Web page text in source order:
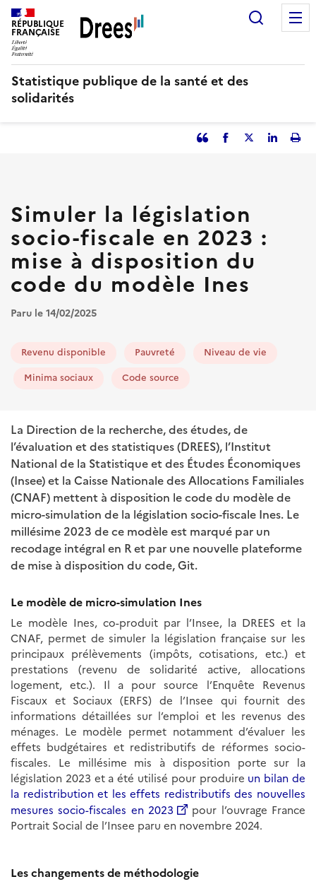
Aller
au
contenu
principal
RÉPUBLIQUE
FRANÇAISE
Statistique publique de la santé et des
solidarités
Partager
que
citation
Facebook
Partager
Partager
Simuler la législation
socio-fiscale en 2023 :
mise à disposition du
code du modèle Ines
Paru le 14/02/2025
Revenu disponible Pauvreté
Niveau de vie
Minima sociaux
Code source
La Direction de la recherche, des études, de
l’évaluation et des statistiques (DREES), l’Institut
National de la Statistique et des Études Économiques
(Insee) et la Caisse Nationale des Allocations Familiales
(CNAF) mettent à disposition le code du modèle de
micro-simulation de la législation socio-fiscale Ines. Le
millésime 2023 de ce modèle est marqué par un
recodage intégral en R et par une nouvelle plateforme
de mise à disposition du code, Git.
Le modèle de micro-simulation Ines
Le modèle Ines, co-produit par l’Insee, la DREES et la
CNAF, permet de simuler la législation française sur les
principaux prélèvements (impôts, cotisations, etc.) et
prestations (revenu de solidarité active, allocations
logement, etc.). Il a pour source l’Enquête Revenus
Fiscaux et Sociaux (ERFS) de l’Insee qui fournit des
informations détaillées sur l’emploi et les revenus des
ménages. Le modèle permet notamment d’évaluer les
effets budgétaires et redistributifs de réformes socio-
fiscales. Le millésime mis à disposition porte sur la
législation 2023 et a été utilisé pour produire un bilan de
la redistribution et les effets redistributifs des nouvelles
mesures socio-fiscales en 2023
pour l’ouvrage France
Portrait Social de l’Insee paru en novembre 2024.
Les changements de méthodologie